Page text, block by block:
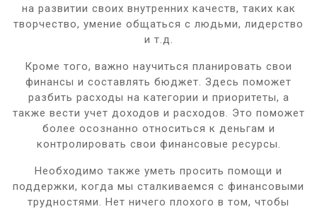
на развитии своих внутренних качеств, таких как
творчество, умение общаться с людьми, лидерство
и т.д.
Кроме того, важно научиться планировать свои
финансы и составлять бюджет. Здесь поможет
разбить расходы на категории и приоритеты, а
также вести учет доходов и расходов. Это поможет
более осознанно относиться к деньгам и
контролировать свои финансовые ресурсы.
Необходимо также уметь просить помощи и
поддержки, когда мы сталкиваемся с финансовыми
трудностями. Нет ничего плохого в том, чтобы